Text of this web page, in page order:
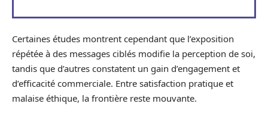
Certaines études montrent cependant que l’exposition
répétée à des messages ciblés modifie la perception de soi,
tandis que d’autres constatent un gain d’engagement et
d’efficacité commerciale. Entre satisfaction pratique et
malaise éthique, la frontière reste mouvante.